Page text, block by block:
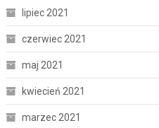
lipiec 2021
czerwiec 2021
maj 2021
kwiecień 2021
marzec 2021